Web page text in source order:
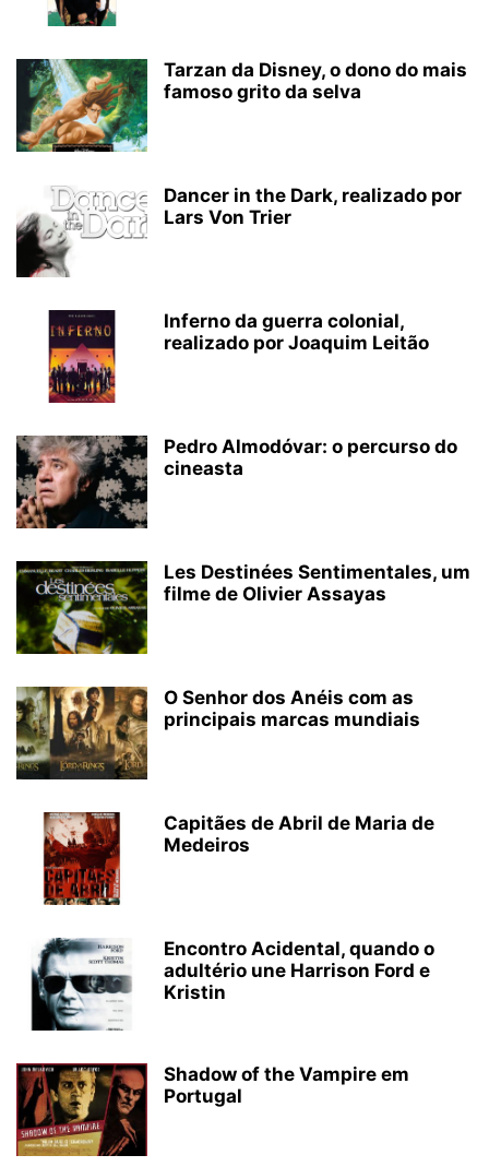
Tarzan da Disney, o dono do mais
famoso grito da selva
Dancer in the Dark, realizado por
Lars Von Trier
Inferno da guerra colonial,
realizado por Joaquim Leitão
Pedro Almodóvar: o percurso do
cineasta
Les Destinées Sentimentales, um
filme de Olivier Assayas
O Senhor dos Anéis com as
principais marcas mundiais
Capitães de Abril de Maria de
Medeiros
Encontro Acidental, quando o
adultério une Harrison Ford e
Kristin
Shadow of the Vampire em
Portugal